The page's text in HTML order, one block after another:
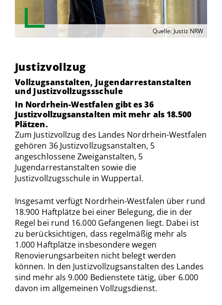
Quelle: Justiz NRW
Justizvollzug
Vollzugsanstalten, Jugendarrestanstalten
und Justizvollzugssschule
In Nordrhein-Westfalen gibt es 36
Justizvollzugsanstalten mit mehr als 18.500
Plätzen.
Zum Justizvollzug des Landes Nordrhein-Westfalen
gehören 36 Justizvollzugsanstalten, 5
angeschlossene Zweiganstalten, 5
Jugendarrestanstalten sowie die
Justizvollzugsschule in Wuppertal.
Insgesamt verfügt Nordrhein-Westfalen über rund
18.900 Haftplätze bei einer Belegung, die in der
Regel bei rund 16.000 Gefangenen liegt. Dabei ist
zu berücksichtigen, dass regelmäßig mehr als
1.000 Haftplätze insbesondere wegen
Renovierungsarbeiten nicht belegt werden
können. In den Justizvollzugsanstalten des Landes
sind mehr als 9.000 Bedienstete tätig, über 6.000
davon im allgemeinen Vollzugsdienst.